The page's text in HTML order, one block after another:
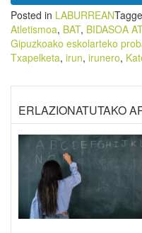
Posted in LABURREAN
Atletismoa, BAT, BIDASOA
Gipuzkoako eskolarteko
Txapelketa, irun, irunero,
ERLAZIONATUTAKO